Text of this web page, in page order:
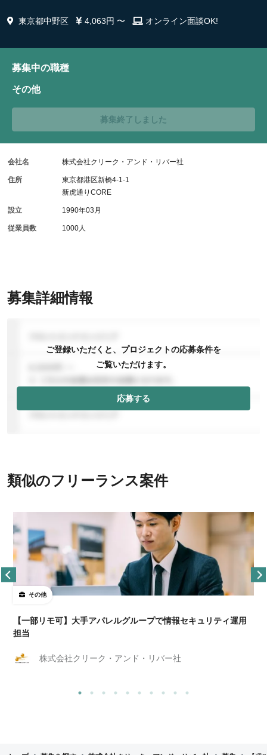
東京都中野区 4,063円 〜 オンライン面談OK!
募集詳細情報
ご登録いただくと、プロジェクトの応募条件を
ご覧いただけます。
応募する
募集中の職種
その他
募集終了しました
会社名 株式会社クリーク・アンド・リバー社
住所
東京都港区新橋4-1-1
新虎通りCORE
設立 1990年03月
従業員数 1000人
類似のフリーランス案件
その他
【一部リモ可】大手アパレルグループで情報セキュリティ運用
担当
株式会社クリーク・アンド・リバー社